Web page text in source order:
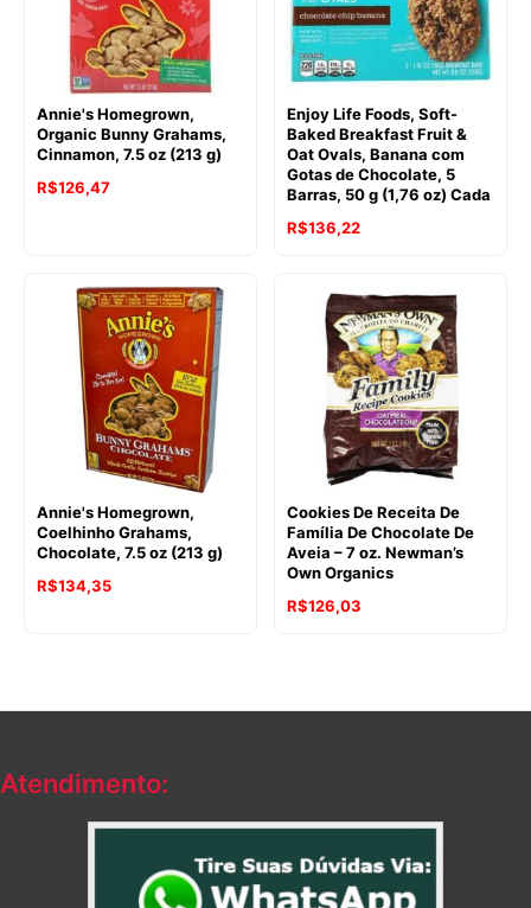
Annie's Homegrown,
Organic Bunny Grahams,
Cinnamon, 7.5 oz (213 g)
R$126,47
Enjoy Life Foods, Soft-
Baked Breakfast Fruit &
Oat Ovals, Banana com
Gotas de Chocolate, 5
Barras, 50 g (1,76 oz) Cada
R$136,22
Annie's Homegrown,
Coelhinho Grahams,
Chocolate, 7.5 oz (213 g)
R$134,35
Cookies De Receita De
Família De Chocolate De
Aveia – 7 oz. Newman’s
Own Organics
O
R$126,03
Atendimento: